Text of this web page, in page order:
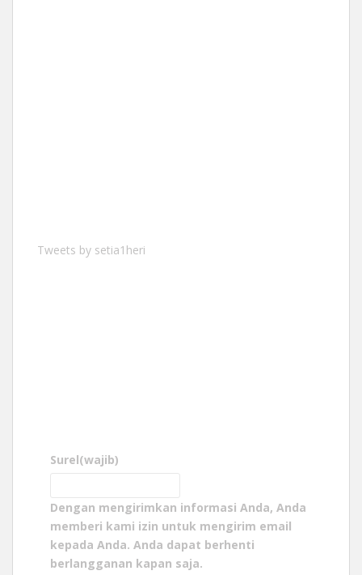
Tweets by setia1heri
Surel(wajib)
Dengan mengirimkan informasi Anda, Anda
memberi kami izin untuk mengirim email
kepada Anda. Anda dapat berhenti
berlangganan kapan saja.